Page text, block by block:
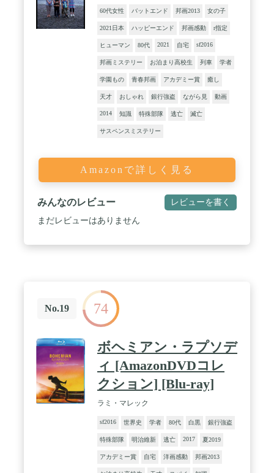
60代女性 バットエンド 邦画2013 女の子
2021日本 ハッピーエンド 邦画感動 r指定
ヒューマン 80代 2021 自宅 sf2016
邦画ミステリー お泊まり高校生 列車 学者
学園もの 青春邦画 アカデミー賞 癒し
天才 おしゃれ 銀行強盗 ながら見 動画
2014 知識 特殊部隊 逃亡 滅亡
サスペンスミステリー
Amazonで詳しく見る
みんなのレビュー レビューを書く
まだレビューはありません
No.19 74
ボヘミアン・ラプソデ
ィ [AmazonDVDコレ
クション] [Blu-ray]
ラミ・マレック
sf2016 世界史 学者 80代 白黒 銀行強盗
特殊部隊 明治維新 逃亡 2017 夏2019
アカデミー賞 自宅 洋画感動 邦画2013